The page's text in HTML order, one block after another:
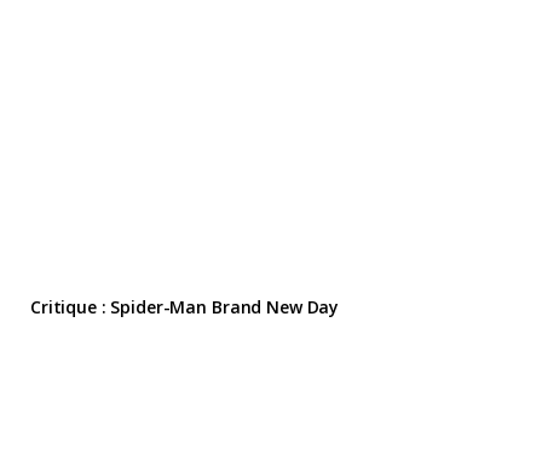
Critique : Spider-Man Brand New Day